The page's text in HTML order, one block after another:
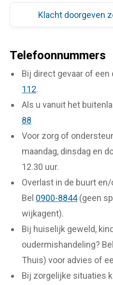
Klacht doorgeven
Telefoonnummers
Bij direct gevaar of
112.
Als u vanuit het
88
Voor zorg of
maandag, dinsdag en
12.30 uur.
Overlast in de buurt
Bel 0900-8844(geen
wijkagent).
Bij huiselijk geweld,
oudermishandeling? Bel
Thuis) voor advies of
Bij zorgelijke situaties